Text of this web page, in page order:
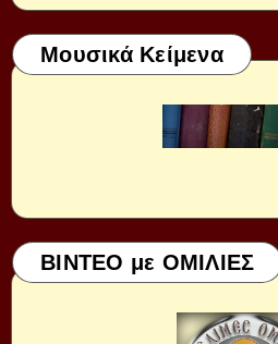
Μουσικά Κείμενα
ΒΙΝΤΕΟ με ΟΜΙΛΙΕΣ